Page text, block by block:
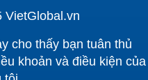
VietGlobal.vn
cho thấy bạn tuân thủ
khoản và điều kiện của